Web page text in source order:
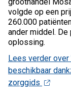
volgde op een
260.000
ander middel. De
oplossing.
Lees verder over
beschikbaar
zorggids